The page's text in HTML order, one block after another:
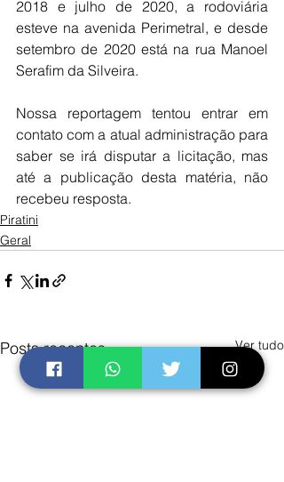
2018 e julho de 2020, a rodoviária
esteve na avenida Perimetral, e desde
setembro de 2020 está na rua Manoel
Serafim da Silveira.
Nossa reportagem tentou entrar em
contato com a atual administração para
saber se irá disputar a licitação, mas
até a publicação desta matéria, não
recebeu resposta.
Piratini
Geral
Posts recentes Ver tudo